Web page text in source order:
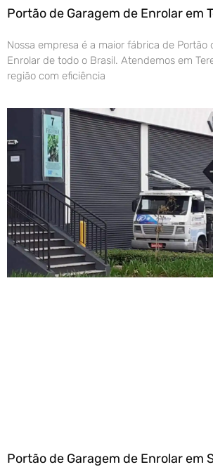
Portão de Garagem de Enrolar em
Nossa empresa é a maior fábrica de Portão
Enrolar de todo o Brasil. Atendemos em
região com eficiência
Portão de Garagem de Enrolar em